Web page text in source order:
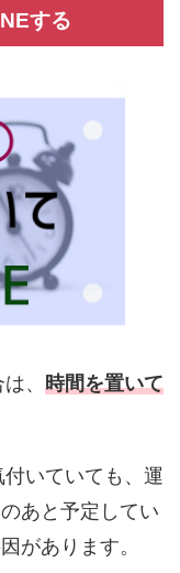
する
、 時間を置いて
いていても、運
あと予定してい
があります。